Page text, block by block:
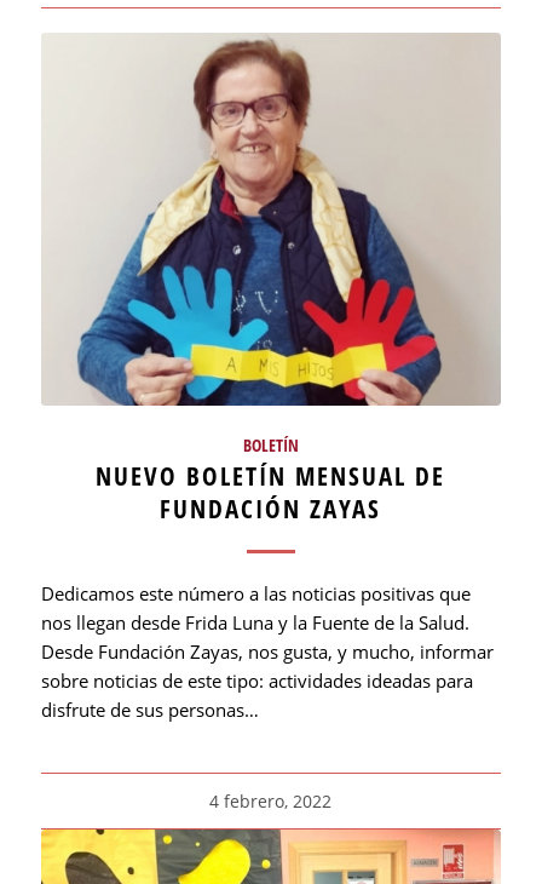
BOLETÍN
NUEVO BOLETÍN MENSUAL DE
FUNDACIÓN ZAYAS
Dedicamos este número a las noticias positivas que
nos llegan desde Frida Luna y la Fuente de la Salud.
Desde Fundación Zayas, nos gusta, y mucho, informar
sobre noticias de este tipo: actividades ideadas para
disfrute de sus personas…
4 febrero, 2022